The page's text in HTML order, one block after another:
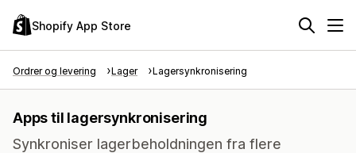
Shopify App Store
Ordrer og levering Lager Lagersynkronisering
Apps til lagersynkronisering
Synkroniser lagerbeholdningen fra flere